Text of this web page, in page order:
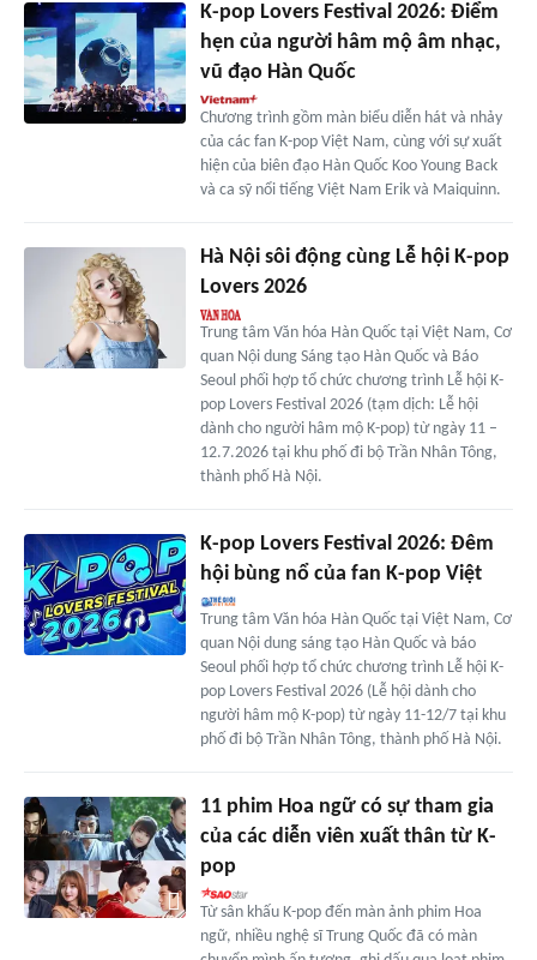
K-pop Lovers Festival 2026: Điểm
hẹn của người hâm mộ âm nhạc,
vũ đạo Hàn Quốc
Chương trình gồm màn biểu diễn hát và nhảy
của các fan K-pop Việt Nam, cùng với sự xuất
hiện của biên đạo Hàn Quốc Koo Young Back
và ca sỹ nổi tiếng Việt Nam Erik và Maiquinn.
Hà Nội sôi động cùng Lễ hội K-pop
Lovers 2026
Trung tâm Văn hóa Hàn Quốc tại Việt Nam, Cơ
quan Nội dung Sáng tạo Hàn Quốc và Báo
Seoul phối hợp tổ chức chương trình Lễ hội K-
pop Lovers Festival 2026 (tạm dịch: Lễ hội
dành cho người hâm mộ K-pop) từ ngày 11 –
12.7.2026 tại khu phố đi bộ Trần Nhân Tông,
thành phố Hà Nội.
K-pop Lovers Festival 2026: Đêm
hội bùng nổ của fan K-pop Việt
Trung tâm Văn hóa Hàn Quốc tại Việt Nam, Cơ
quan Nội dung sáng tạo Hàn Quốc và báo
Seoul phối hợp tổ chức chương trình Lễ hội K-
pop Lovers Festival 2026 (Lễ hội dành cho
người hâm mộ K-pop) từ ngày 11-12/7 tại khu
phố đi bộ Trần Nhân Tông, thành phố Hà Nội.
11 phim Hoa ngữ có sự tham gia
của các diễn viên xuất thân từ K-
pop
Từ sân khấu K-pop đến màn ảnh phim Hoa
ngữ, nhiều nghệ sĩ Trung Quốc đã có màn